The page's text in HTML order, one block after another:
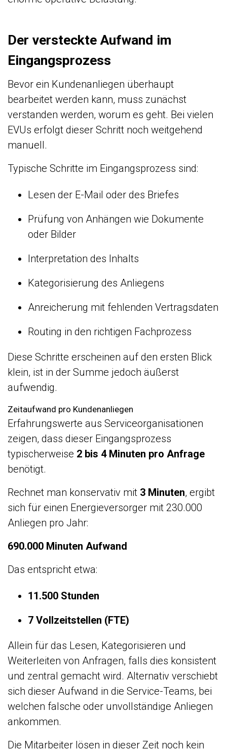
Der versteckte Aufwand im
Eingangsprozess
Bevor ein Kundenanliegen überhaupt
bearbeitet werden kann, muss zunächst
verstanden werden, worum es geht. Bei vielen
EVUs erfolgt dieser Schritt noch weitgehend
manuell.
Typische Schritte im Eingangsprozess sind:
Lesen der E-Mail oder des Briefes
Prüfung von Anhängen wie Dokumente
oder Bilder
Interpretation des Inhalts
Kategorisierung des Anliegens
Anreicherung mit fehlenden Vertragsdaten
Routing in den richtigen Fachprozess
Diese Schritte erscheinen auf den ersten Blick
klein, ist in der Summe jedoch äußerst
aufwendig.
Zeitaufwand pro Kundenanliegen
Erfahrungswerte aus Serviceorganisationen
zeigen, dass dieser Eingangsprozess
typischerweise 2 bis 4 Minuten pro Anfrage
benötigt.
Rechnet man konservativ mit 3 Minuten, ergibt
sich für einen Energieversorger mit 230.000
Anliegen pro Jahr:
690.000 Minuten Aufwand
Das entspricht etwa:
11.500 Stunden
7 Vollzeitstellen (FTE)
Allein für das Lesen, Kategorisieren und
Weiterleiten von Anfragen, falls dies konsistent
und zentral gemacht wird. Alternativ verschiebt
sich dieser Aufwand in die Service-Teams, bei
welchen falsche oder unvollständige Anliegen
ankommen.
Die Mitarbeiter lösen in dieser Zeit noch kein